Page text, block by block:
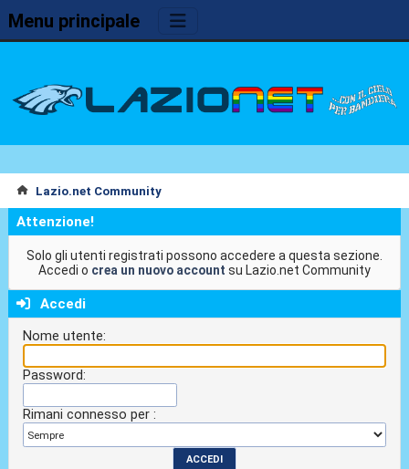
Menu principale
Lazio.net Community
Attenzione!
Solo gli utenti registrati possono accedere a questa sezione.
Accedi o crea un nuovo account su Lazio.net Community
Accedi
Nome utente:
Password:
Rimani connesso per :